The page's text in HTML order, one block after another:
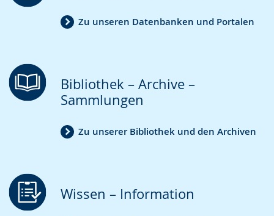
wird
Zu unseren Datenbanken und Portalen
Bibliothek – Archive –
Sammlungen
Zu unserer Bibliothek und den Archiven
Wissen – Information